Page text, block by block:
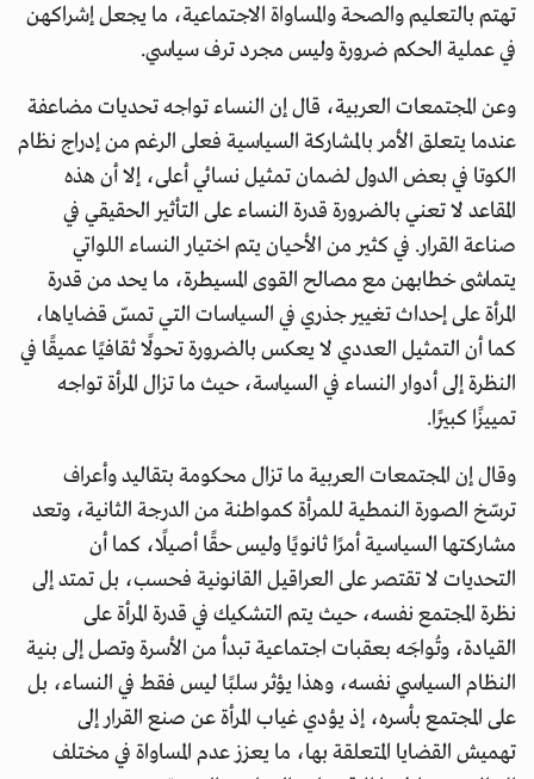
تهتم بالتعليم والصحة والمساواة الاجتماعية، ما يجعل إشراكهن
في عملية الحكم ضرورة وليس مجرد ترف سياسي.
وعن المجتمعات العربية، قال إن النساء تواجه تحديات مضاعفة
عندما يتعلق الأمر بالمشاركة السياسية فعلى الرغم من إدراج نظام
الكوتا في بعض الدول لضمان تمثيل نسائي أعلى، إلا أن هذه
المقاعد لا تعني بالضرورة قدرة النساء على التأثير الحقيقي في
صناعة القرار. في كثير من الأحيان يتم اختيار النساء اللواتي
يتماشى خطابهن مع مصالح القوى المسيطرة، ما يحد من قدرة
المرأة على إحداث تغيير جذري في السياسات التي تمسّ قضاياها،
كما أن التمثيل العددي لا يعكس بالضرورة تحولًا ثقافيًا عميقًا في
النظرة إلى أدوار النساء في السياسة، حيث ما تزال المرأة تواجه
تمييزًا كبيرًا.
وقال إن المجتمعات العربية ما تزال محكومة بتقاليد وأعراف
ترسّخ الصورة النمطية للمرأة كمواطنة من الدرجة الثانية، وتعد
مشاركتها السياسية أمرًا ثانويًا وليس حقًا أصيلًا، كما أن
التحديات لا تقتصر على العراقيل القانونية فحسب، بل تمتد إلى
نظرة المجتمع نفسه، حيث يتم التشكيك في قدرة المرأة على
القيادة، وتُواجَه بعقبات اجتماعية تبدأ من الأسرة وتصل إلى بنية
النظام السياسي نفسه، وهذا يؤثر سلبًا ليس فقط في النساء، بل
على المجتمع بأسره، إذ يؤدي غياب المرأة عن صنع القرار إلى
تهميش القضايا المتعلقة بها، ما يعزز عدم المساواة في مختلف